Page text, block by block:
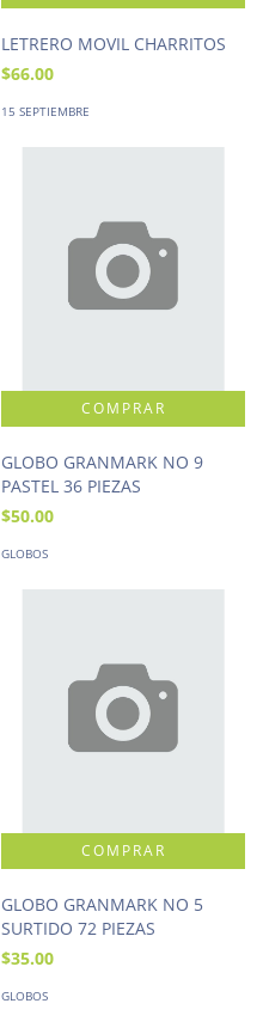
LETRERO MOVIL CHARRITOS
$66.00
15 SEPTIEMBRE
GLOBO GRANMARK NO 9
PASTEL 36 PIEZAS
$50.00
GLOBOS
GLOBO GRANMARK NO 5
SURTIDO 72 PIEZAS
$35.00
GLOBOS